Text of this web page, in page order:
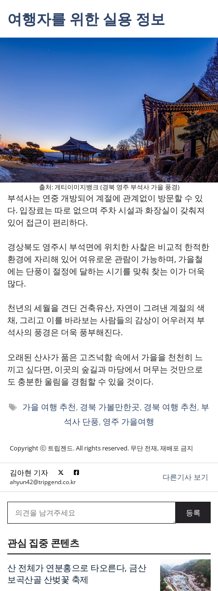
여행자를 위한 실용 정보
출처: 게티이미지뱅크 (경북 영주 부석사 가을 풍경)
부석사는 연중 개방되어 계절에 관계없이 방문할 수 있
다. 입장료는 따로 없으며 주차 시설과 화장실이 갖춰져
있어 접근이 편리하다.
경상북도 영주시 부석면에 위치한 사찰은 비교적 한적한
환경에 자리해 있어 여유로운 관람이 가능하며, 가을철
에는 단풍이 절정에 달하는 시기를 맞춰 찾는 이가 더욱
많다.
천년의 세월을 견딘 건축유산, 자연이 그려낸 계절의 색
채, 그리고 이를 바라보는 사람들의 감상이 어우러져 부
석사의 풍경은 더욱 풍부해진다.
오래된 산사가 품은 고즈넉함 속에서 가을을 천천히 느
끼고 싶다면, 이곳의 숲길과 마당에서 머무는 것만으로
도 충분한 울림을 경험할 수 있을 것이다.
태
가을 여행 추천, 경북 가볼만한곳, 경북 여행 추천, 부
석사 단풍, 영주 가을여행
Copyright ⓒ 트립젠드. All rights reserved. 무단 전재, 재배포 금지
김아현 기자
ahyun42@tripgend.co.kr
다른기사 보기
관심 집중 콘텐츠
산 전체가 연분홍으로 타오른다, 금산
보곡산골 산벚꽃 축제